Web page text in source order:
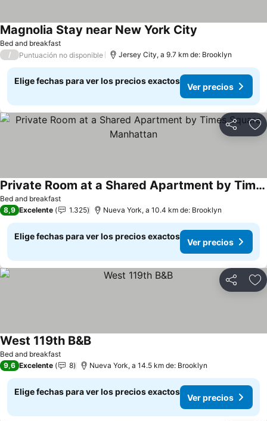
Bed and breakfast
Magnolia Stay near New York City
/ Puntuación no disponible Jersey City, a 9.7 km de: Brooklyn
Elige fechas para ver los precios exactos
Ver precios
Compartir
Bed and breakfast
Private Room at a Shared Apartment by Times Square Manhattan
Ver precios
8,9 Excelente 1.325 Nueva York, a 10.4 km de: Brooklyn
Elige fechas para ver los precios exactos
Ver precios
Compartir
Bed and breakfast
West 119th B&BVer precios
9,6 Excelente 8 Nueva York, a 14.5 km de: Brooklyn
Elige fechas para ver los precios exactos
Ver precios